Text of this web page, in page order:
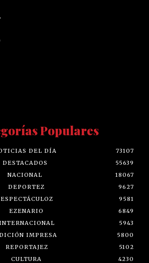
Populares
DEL DÍA
73107
DESTACADOS
55639
NACIONAL
18067
DEPORTEZ
9627
ESPECTÁCULOZ
9581
EZENARIO
6849
5943
IMPRESA
5800
REPORTAJEZ
5102
CULTURA
4230